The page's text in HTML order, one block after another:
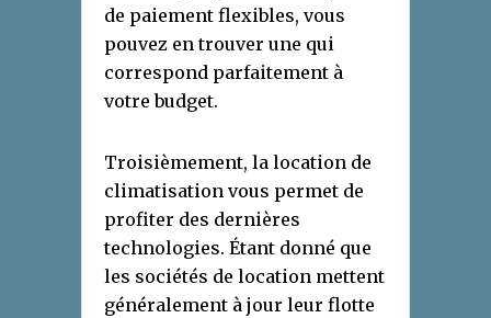
de paiement flexibles, vous
pouvez en trouver une qui
correspond parfaitement à
votre budget.
Troisièmement, la location de
climatisation vous permet de
profiter des dernières
technologies. Étant donné que
les sociétés de location mettent
généralement à jour leur flotte